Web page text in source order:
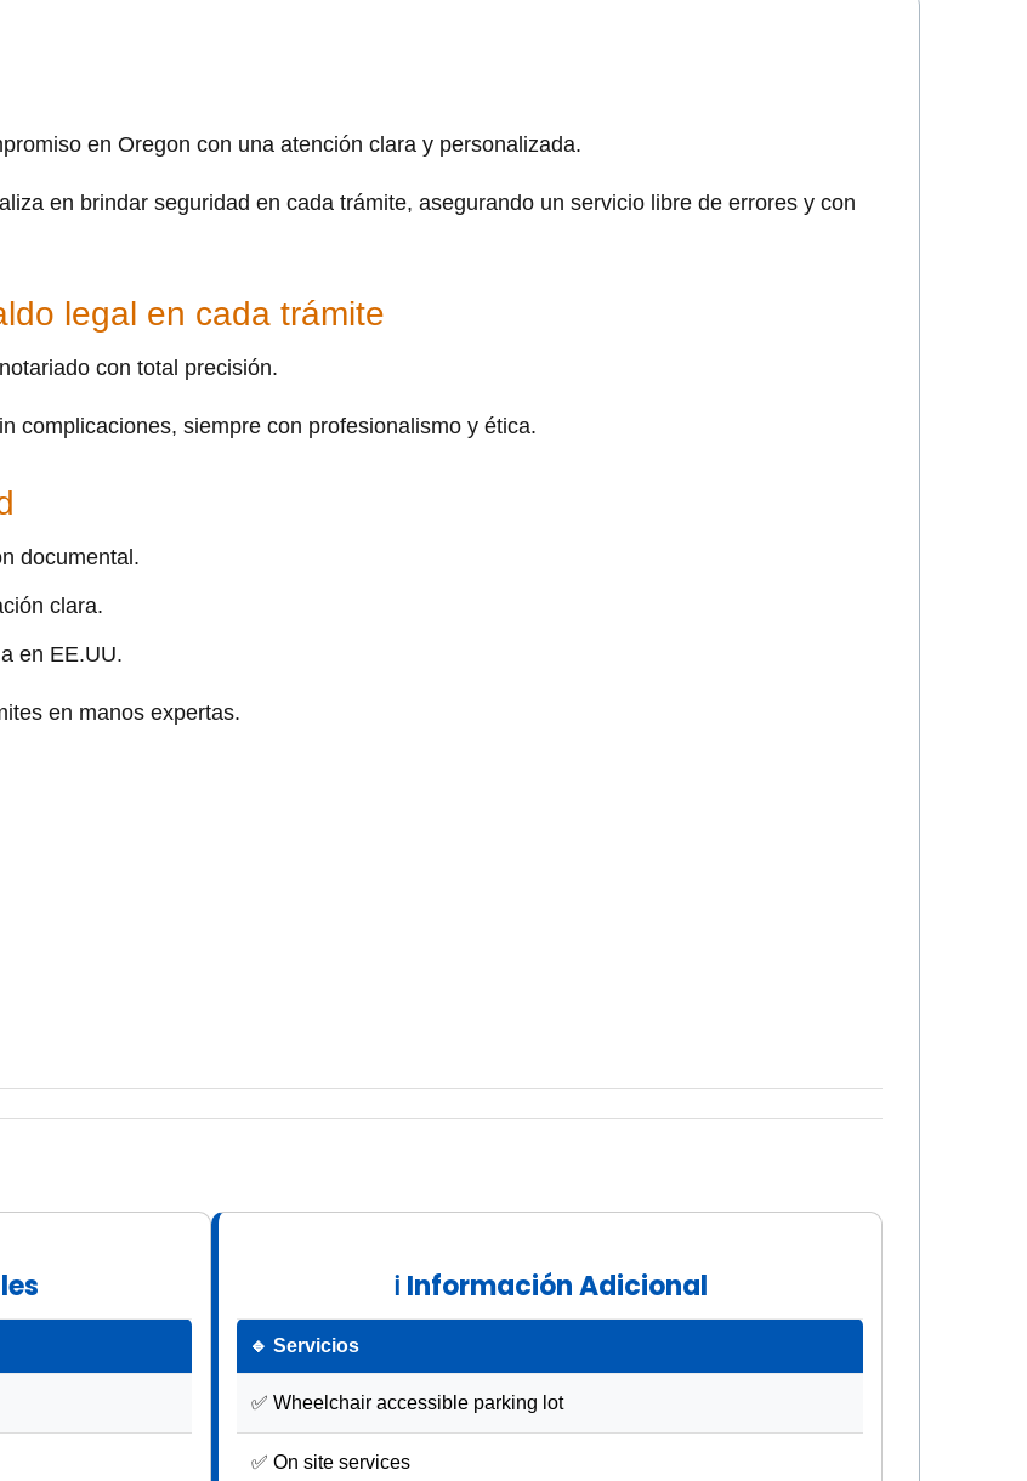
en Oregon con una atención clara y personalizada.
en brindar seguridad en cada trámite, asegurando un servicio libre de errores y con
legal en cada trámite
con total precisión.
complicaciones, siempre con profesionalismo y ética.
documental.
clara.
en EE.UU.
en manos expertas.
ℹ Información Adicional
🔹 Servicios
✅ Wheelchair accessible parking lot
✅ On site services